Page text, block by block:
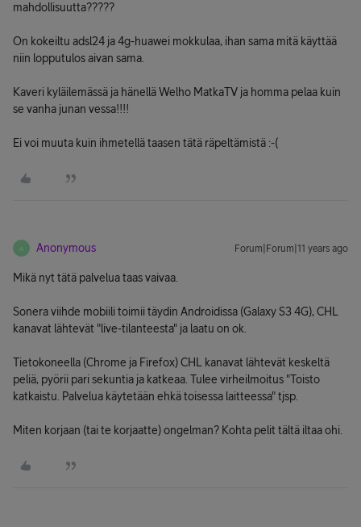
mahdollisuutta?????
On kokeiltu adsl24 ja 4g-huawei mokkulaa, ihan sama mitä käyttää
niin lopputulos aivan sama.
Kaveri kyläilemässä ja hänellä Welho MatkaTV ja homma pelaa kuin
se vanha junan vessa!!!!
Ei voi muuta kuin ihmetellä taasen tätä räpeltämistä :-(
A Anonymous Forum|Forum|11 years ago
Mikä nyt tätä palvelua taas vaivaa.
Sonera viihde mobiili toimii täydin Androidissa (Galaxy S3 4G), CHL
kanavat lähtevät "live-tilanteesta" ja laatu on ok.
Tietokoneella (Chrome ja Firefox) CHL kanavat lähtevät keskeltä
peliä, pyörii pari sekuntia ja katkeaa. Tulee virheilmoitus "Toisto
katkaistu. Palvelua käytetään ehkä toisessa laitteessa" tjsp.
Miten korjaan (tai te korjaatte) ongelman? Kohta pelit tältä iltaa ohi.